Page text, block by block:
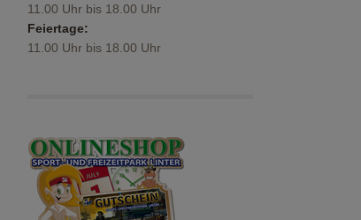
11.00 Uhr bis 18.00 Uhr
Feiertage:
11.00 Uhr bis 18.00 Uhr